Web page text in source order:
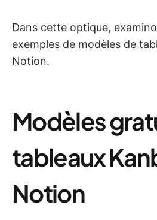
Dans cette optique,
exemples de modèles de
Notion.
Modèles
tableaux
Notion